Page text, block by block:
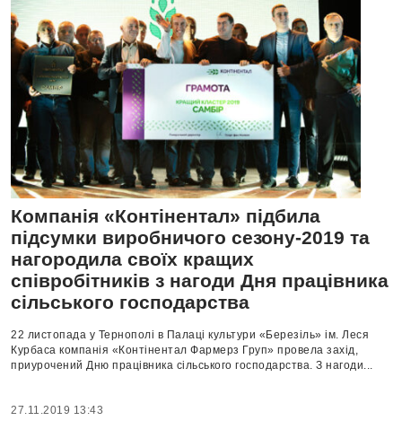
Компанія «Контінентал» підбила
підсумки виробничого сезону-2019 та
нагородила своїх кращих
співробітників з нагоди Дня працівника
сільського господарства
22 листопада у Тернополі в Палаці культури «Березіль» ім. Леся
Курбаса компанія «Контінентал Фармерз Груп» провела захід,
приурочений Дню працівника сільського господарства. З нагоди...
27.11.2019 13:43